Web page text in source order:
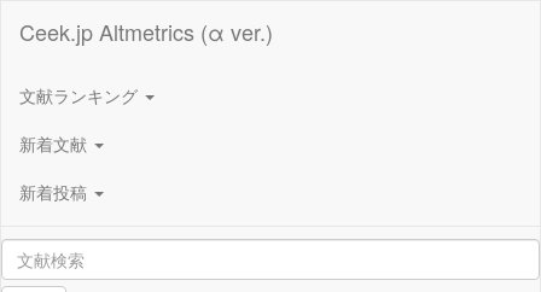
Ceek.jp Altmetrics (α ver.)
文献ランキング
新着文献
新着投稿